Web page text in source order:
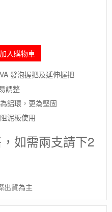
加入購物車
發泡握把及延伸握把
調整
鋁環，更為堅固
泥板使用
如需兩支請下2
出貨為主